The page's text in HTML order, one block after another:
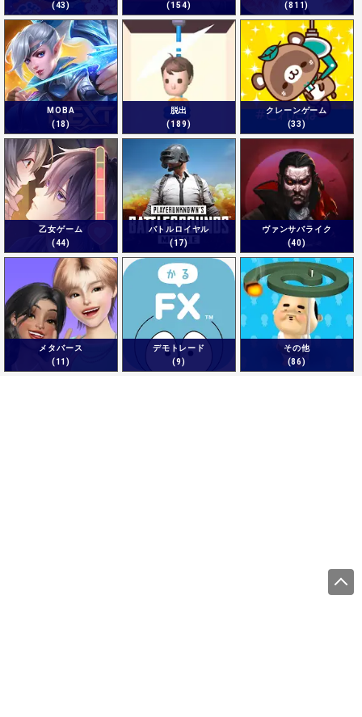
(43)
(154)
(811)
MOBA
(18)
脱出
(189)
クレーンゲーム
(33)
乙女ゲーム
(44)
バトルロイヤル
(17)
ヴァンサバライク
(40)
メタバース
(11)
デモトレード
(9)
その他
(86)